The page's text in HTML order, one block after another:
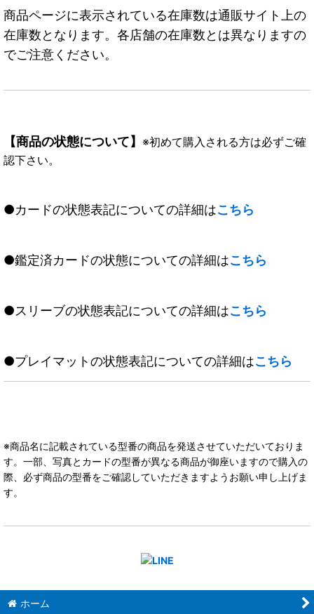
商品ページに表示されている在庫数は通販サイト上の
在庫数となります。各店舗の在庫数とは異なりますの
でご注意ください。
【商品の状態について】 ※初めて購入される方は必ずご確
認下さい。
●カードの状態表記についての詳細はこちら
●鑑定済カードの状態についての詳細はこちら
●スリーブの状態表記についての詳細はこちら
●プレイマットの状態表記についての詳細はこちら
※商品名に記載されている型番の商品を発送させていただいておりま
す。一部、写真とカードの型番が異なる商品が御座いますので購入の
際、必ず商品の型番をご確認していただきますようお願い申し上げま
す。
ホーム